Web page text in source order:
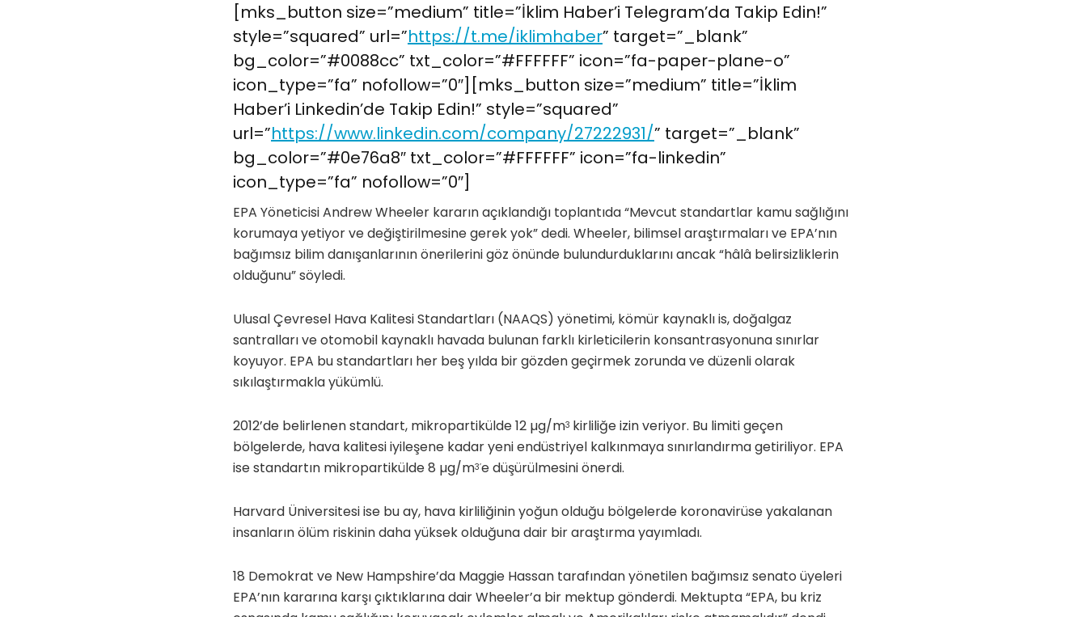
[mks_button size=”medium” title=”İklim Haber’i Telegram’da Takip Edin!”
style=”squared” url=”https://t.me/iklimhaber” target=”_blank”
bg_color=”#0088cc” txt_color=”#FFFFFF” icon=”fa-paper-plane-o”
icon_type=”fa” nofollow=”0″][mks_button size=”medium” title=”İklim
Haber’i Linkedin’de Takip Edin!” style=”squared”
url=”https://www.linkedin.com/company/27222931/” target=”_blank”
bg_color=”#0e76a8″ txt_color=”#FFFFFF” icon=”fa-linkedin”
icon_type=”fa” nofollow=”0″]
EPA Yöneticisi Andrew Wheeler kararın açıklandığı toplantıda “Mevcut standartlar kamu sağlığını
korumaya yetiyor ve değiştirilmesine gerek yok” dedi. Wheeler, bilimsel araştırmaları ve EPA’nın
bağımsız bilim danışanlarının önerilerini göz önünde bulundurduklarını ancak “hâlâ belirsizliklerin
olduğunu” söyledi.
Ulusal Çevresel Hava Kalitesi Standartları (NAAQS) yönetimi, kömür kaynaklı is, doğalgaz
santralları ve otomobil kaynaklı havada bulunan farklı kirleticilerin konsantrasyonuna sınırlar
koyuyor. EPA bu standartları her beş yılda bir gözden geçirmek zorunda ve düzenli olarak
sıkılaştırmakla yükümlü.
2012’de belirlenen standart, mikropartikülde 12 µg/m3 kirliliğe izin veriyor. Bu limiti geçen
bölgelerde, hava kalitesi iyileşene kadar yeni endüstriyel kalkınmaya sınırlandırma getiriliyor. EPA
ise standartın mikropartikülde 8 µg/m3’e düşürülmesini önerdi.
Harvard Üniversitesi ise bu ay, hava kirliliğinin yoğun olduğu bölgelerde koronavirüse yakalanan
insanların ölüm riskinin daha yüksek olduğuna dair bir araştırma yayımladı.
18 Demokrat ve New Hampshire’da Maggie Hassan tarafından yönetilen bağımsız senato üyeleri
EPA’nın kararına karşı çıktıklarına dair Wheeler’a bir mektup gönderdi. Mektupta “EPA, bu kriz